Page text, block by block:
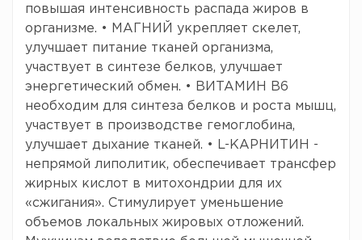
повышая интенсивность распада жиров в
организме. • МАГНИЙ укрепляет скелет,
улучшает питание тканей организма,
участвует в синтезе белков, улучшает
энергетический обмен. • ВИТАМИН B6
необходим для синтеза белков и роста мышц,
участвует в производстве гемоглобина,
улучшает дыхание тканей. • L-КАРНИТИН -
непрямой липолитик, обеспечивает трансфер
жирных кислот в митохондрии для их
«сжигания». Стимулирует уменьшение
объемов локальных жировых отложений.